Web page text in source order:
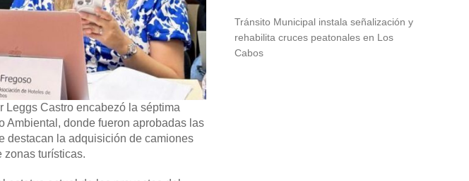
Leggs Castro encabezó la séptima
Ambiental, donde fueron aprobadas las
destacan la adquisición de camiones
zonas turísticas.
Tránsito Municipal instala señalización y
rehabilita cruces peatonales en Los
Cabos